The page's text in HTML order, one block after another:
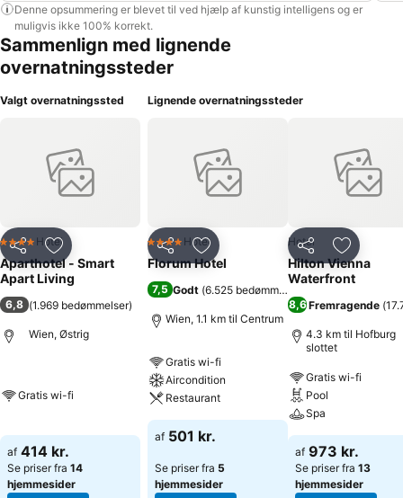
Denne opsummering er blevet til ved hjælp af kunstig intelligens og er
muligvis ikke 100% korrekt.
Sammenlign med lignende
overnatningssteder
Valgt overnatningssted
Del Føj til favoritter
4 StjernerHotel
Aparthotel - Smart
Apart Living
6,8 (1.969 bedømmelser)
Wien, Østrig
Gratis wi-fi
af 414 kr.
Se priser fra 14
hjemmesider
Lignende overnatningssteder
Del Føj til favoritter
4 StjernerHotel
Florum Hotel
7,5 Godt (6.525 bedømmelser
Wien, 1.1 km til Centrum
Gratis wi-fi
Aircondition
Restaurant
af 501 kr.
Se priser fra 5
hjemmesider
Del Føj til
Hotel
Hilton Vienna
Waterfront
8,6Fremragende (
4.3 km til Hofburg
slottet
Gratis wi-fi
Pool
Spa
af 973 kr.
Se priser fra 13
hjemmesider